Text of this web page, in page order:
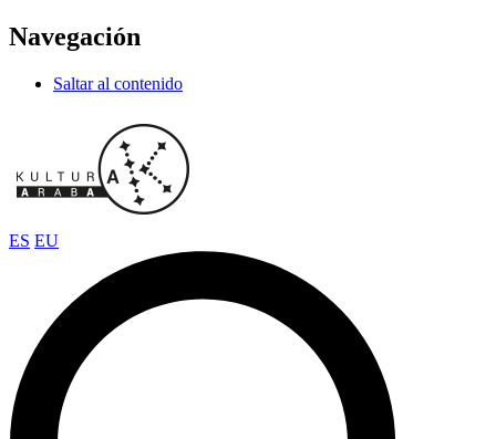
Navegación
Saltar al contenido
ES EU